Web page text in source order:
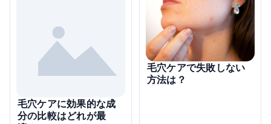
毛穴ケアに効果的な成
分の比較はどれが最
毛穴ケアで失敗しない
方法は？